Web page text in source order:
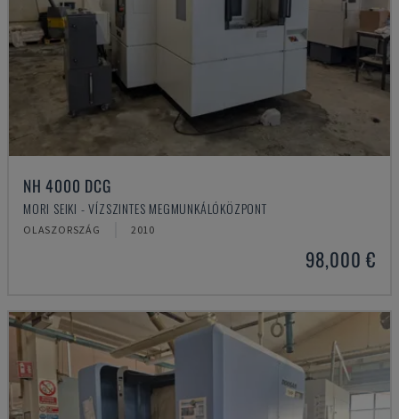
NH 4000 DCG
MORI SEIKI - VÍZSZINTES MEGMUNKÁLÓKÖZPONT
OLASZORSZÁG 2010
98,000 €